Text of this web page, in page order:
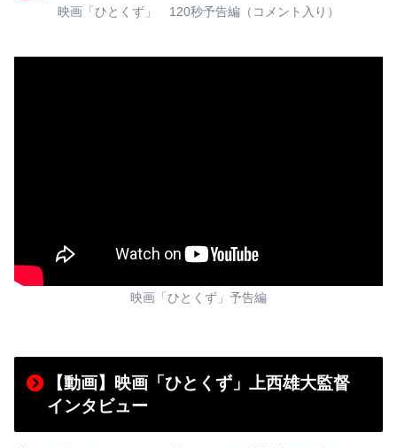
映画「ひとくず」 120秒予告編（コメント入り）
映画「ひとくず」予告編
【動画】映画「ひとくず」上西雄大監督
インタビュー